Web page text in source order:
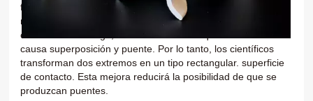
fluirá hacia abajo junto con el canal del arco. Esta forma de
movimiento
Reducir directamente el flujo de pared que
ocurre. Sin embargo, el marco externo arqueado también
causasuperposición y puente. Por lo tanto, los científicos
transforman dos extremos en un tipo rectangular.superficie
de contacto. Esta mejora reducirá la posibilidad de que se
produzcan puentes.